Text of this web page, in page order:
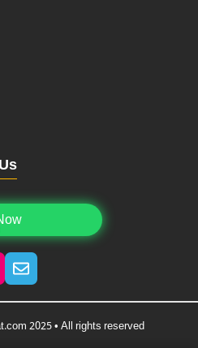
2025 • All rights reserved